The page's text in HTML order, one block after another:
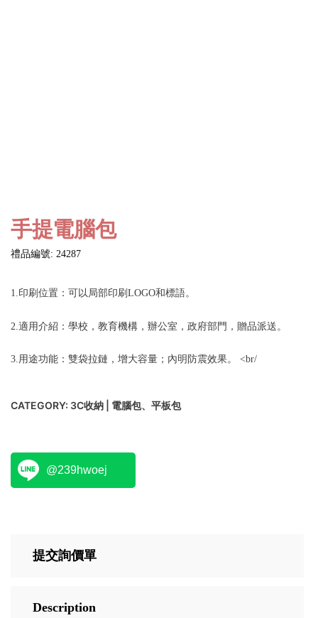
手提電腦包
禮品編號: 24287
1.印刷位置：可以局部印刷LOGO和標語。
2.適用介紹：學校，教育機構，辦公室，政府部門，贈品派送。
3.用途功能：雙袋拉鏈，增大容量；內明防震效果。 <br/
CATEGORY: 3C收納 | 電腦包、平板包
@239hwoej
提交詢價單
Description